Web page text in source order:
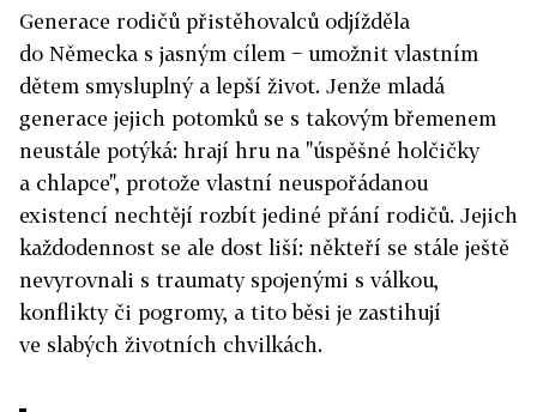
Generace rodičů přistěhovalců odjížděla
do Německa s jasným cílem − umožnit vlastním
dětem smysluplný a lepší život. Jenže mladá
generace jejich potomků se s takovým břemenem
neustále potýká: hrají hru na "úspěšné holčičky
a chlapce", protože vlastní neuspořádanou
existencí nechtějí rozbít jediné přání rodičů. Jejich
každodennost se ale dost liší: někteří se stále ještě
nevyrovnali s traumaty spojenými s válkou,
konflikty či pogromy, a tito běsi je zastihují
ve slabých životních chvilkách.